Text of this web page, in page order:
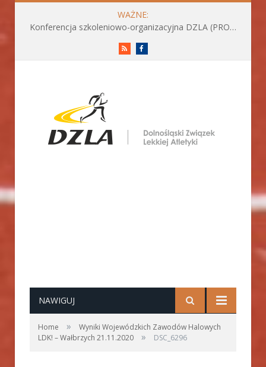
WAŻNE:
Konferencja szkoleniowo-organizacyjna DZLA (PROGRAM już do pobrania)
RSS
NAWIGUJ
Home »
Wyniki Wojewódzkich Zawodów Halowych
LDK! – Wałbrzych 21.11.2020
» DSC_6296